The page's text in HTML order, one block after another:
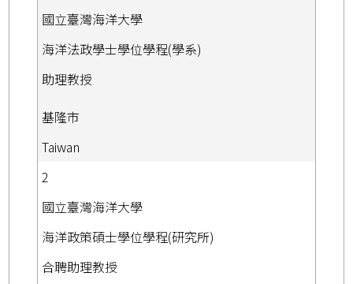
國立臺灣海洋大學
海洋法政學士學位學程(學系)
助理教授
基隆市
Taiwan
2
國立臺灣海洋大學
海洋政策碩士學位學程(研究所)
合聘助理教授